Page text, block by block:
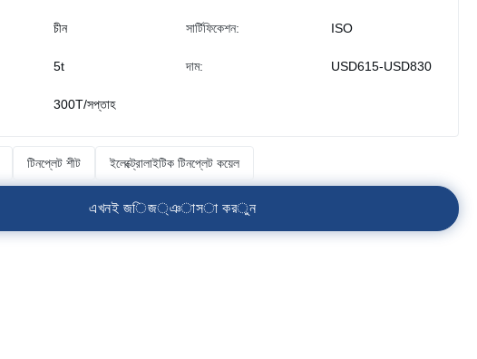
চীন সার্টিফিকেশন: ISO
5t দাম: USD615-USD830
300T/সপ্তাহ
টিনপ্লেট শীট ইলেক্ট্রোলাইটিক টিনপ্লেট কয়েল
এখনই জিজ্ঞাসা করুন